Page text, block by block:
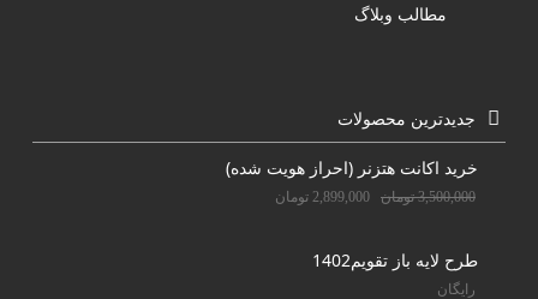
مطالب وبلاگ
جدیدترین محصولات
خرید اکانت هتزنر (احراز هویت شده)
3,500,000 تومان 2,899,000 تومان
طرح لایه باز تقویم1402
رایگان